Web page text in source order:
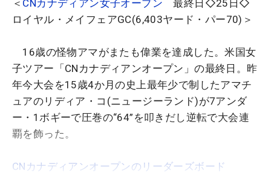
＜ CNカナディアン女子オープン 最終日◇25日◇
ロイヤル・メイフェアGC(6,403ヤード・パー70)＞
16歳の怪物アマがまたも偉業を達成した。米国女
子ツアー「CNカナディアンオープン」の最終日。昨
年今大会を15歳4か月の史上最年少で制したアマチ
ュアのリディア・コ(ニュージーランド)が7アンダ
ー・1ボギーで圧巻の“64”を叩きだし逆転で大会連
覇を飾った。
CNカナディアンオープンのリーダーズボード